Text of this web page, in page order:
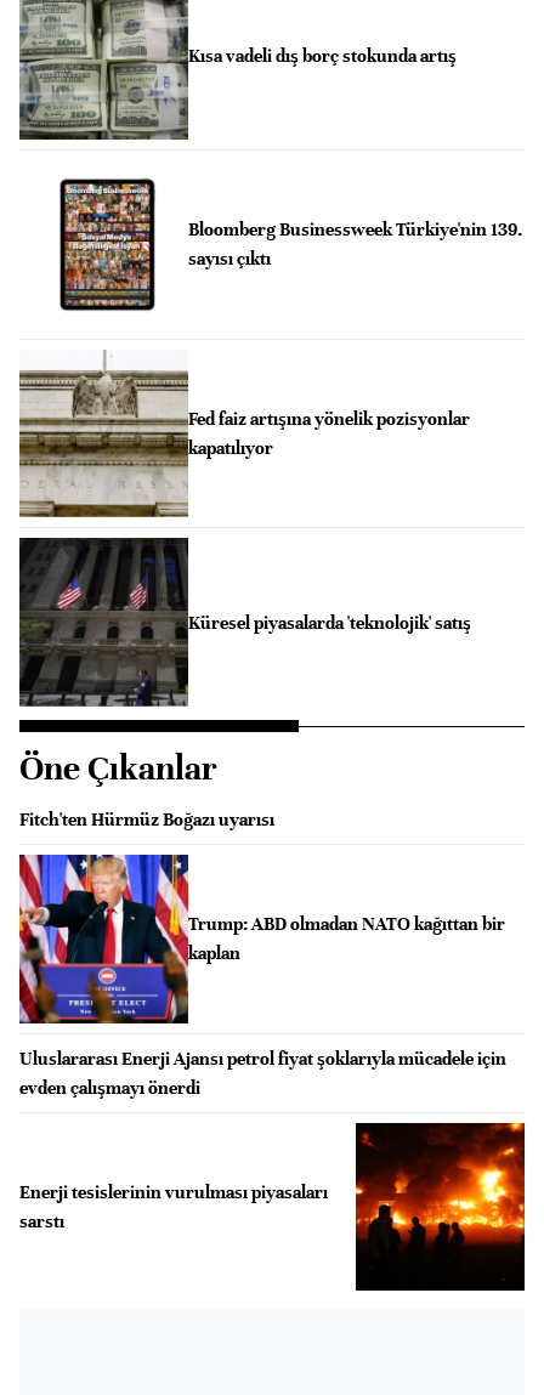
Kısa vadeli dış borç stokunda artış
Bloomberg Businessweek Türkiye'nin 139.
sayısı çıktı
Fed faiz artışına yönelik pozisyonlar
kapatılıyor
Küresel piyasalarda 'teknolojik' satış
Öne Çıkanlar
Fitch'ten Hürmüz Boğazı uyarısı
Trump: ABD olmadan NATO kağıttan bir
kaplan
Uluslararası Enerji Ajansı petrol fiyat şoklarıyla mücadele için
evden çalışmayı önerdi
Enerji tesislerinin vurulması piyasaları
sarstı